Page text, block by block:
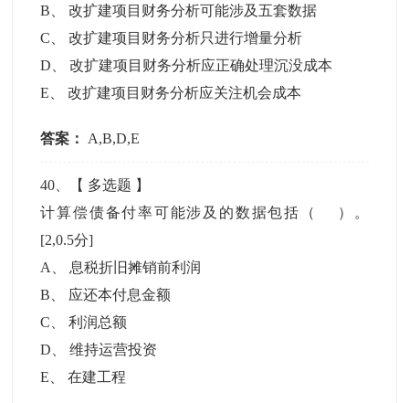
B 、改扩建项目财务分析可能涉及五套数据
C 、改扩建项目财务分析只进行增量分析
D 、改扩建项目财务分析应正确处理沉没成本
E 、改扩建项目财务分析应关注机会成本
答案： A,B,D,E
40 、【 多选题 】
计算偿债备付率可能涉及的数据包括（ ）。
[2,0.5分]
A
息税折旧摊销前利润
B
应还本付息金额
C 、利润总额
D 、维持运营投资
E 、在建工程